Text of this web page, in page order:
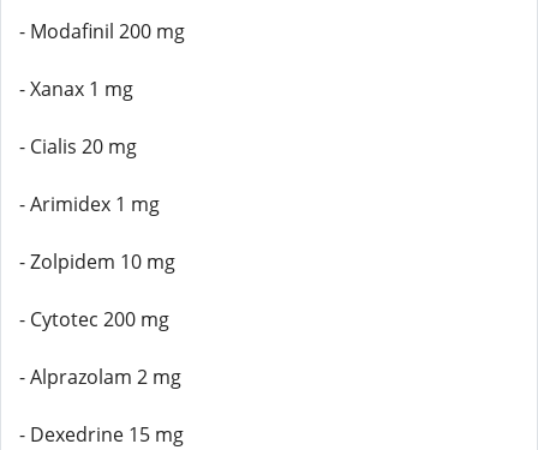
- Modafinil 200 mg
- Xanax 1 mg
- Cialis 20 mg
- Arimidex 1 mg
- Zolpidem 10 mg
- Cytotec 200 mg
- Alprazolam 2 mg
- Dexedrine 15 mg